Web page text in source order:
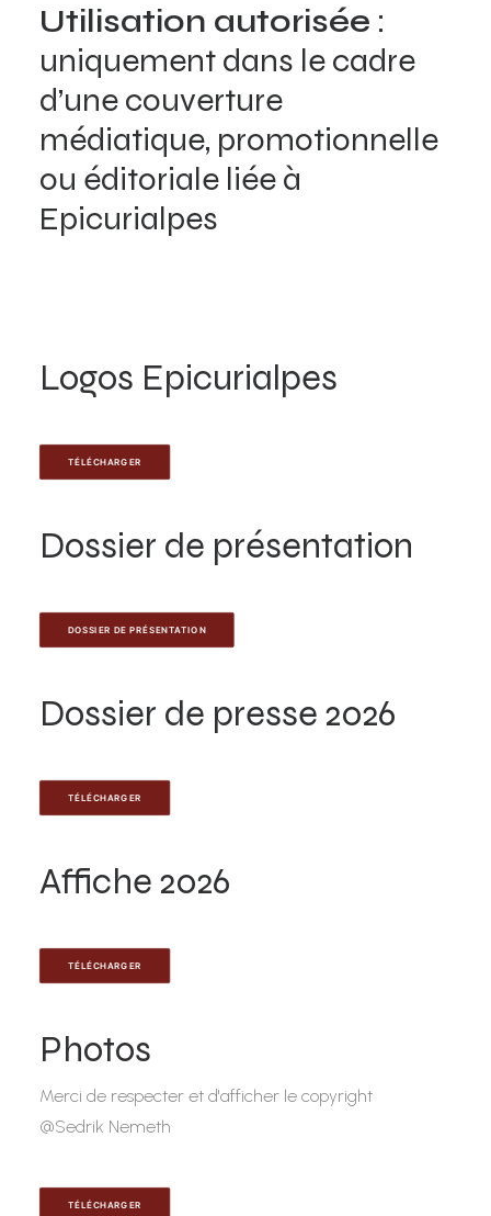
Utilisation autorisée :
uniquement dans le cadre
d’une couverture
médiatique, promotionnelle
ou éditoriale liée à
Epicurialpes
Logos Epicurialpes
TÉLÉCHARGER
Dossier de présentation
DOSSIER DE PRÉSENTATION
Dossier de presse 2026
TÉLÉCHARGER
Affiche 2026
TÉLÉCHARGER
Photos
Merci de respecter et d'afficher le copyright
@Sedrik Nemeth
TÉLÉCHARGER